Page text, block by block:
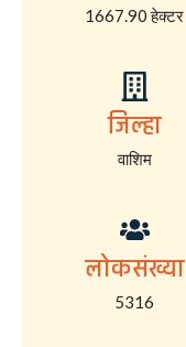
1667.90 हेक्टर
जिल्हा
वाशिम
लोकसंख्या
5316